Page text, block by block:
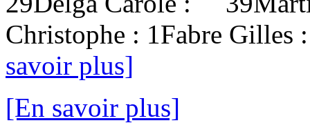
Christophe : 1Fabre
savoir plus]
[En savoir plus]